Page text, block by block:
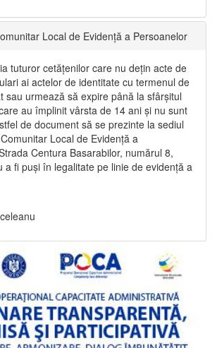
Local de Evidență a Persoanelor
tuturor cetățenilor care nu dețin acte de
ai actelor de identitate cu termenul de
sau urmează să expire până la sfârșitul
au împlinit vârsta de 14 ani și nu sunt
de document să se prezinte la sediul
Local de Evidență a
Centura Basarabilor, numărul 8,
a fi puși în legalitate pe linie de evidență a